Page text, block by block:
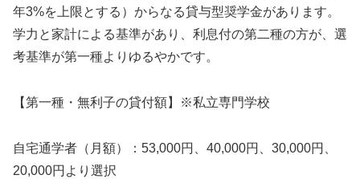
年3%を上限とする）からなる貸与型奨学金があります。
学力と家計による基準があり、利息付の第二種の方が、選
考基準が第一種よりゆるやかです。
【第一種・無利子の貸付額】※私立専門学校
自宅通学者（月額）：53,000円、40,000円、30,000円、
20,000円より選択